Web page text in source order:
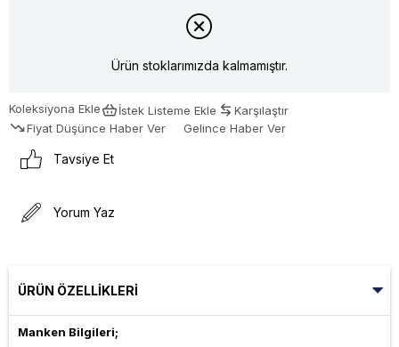
Ürün stoklarımızda kalmamıştır.
Koleksiyona Ekle İstek Listeme Ekle
Karşılaştır
Fiyat Düşünce Haber Ver
Gelince Haber Ver
Tavsiye Et
Yorum Yaz
ÜRÜN ÖZELLIKLERI
Manken Bilgileri;